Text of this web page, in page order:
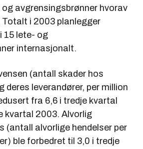
avgrensingsbrønner hvorav
i 2003 planlegger
15 lete- og
internasjonalt.
(antall skader hos
leverandører, per million
fra 6,6 i tredje kvartal
kvartal 2003. Alvorlig
(antall alvorlige hendelser per
ble forbedret til 3,0 i tredje